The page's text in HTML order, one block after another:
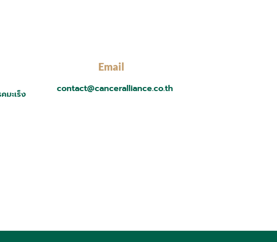
มะเร็ง
Email
contact@canceralliance.co.th